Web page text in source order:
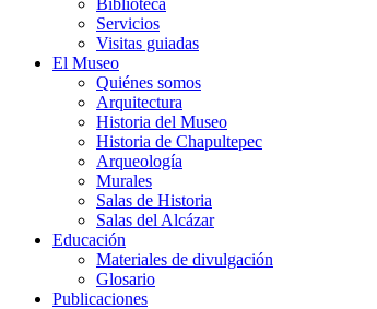
Biblioteca
Servicios
Visitas guiadas
El Museo
Quiénes somos
Arquitectura
Historia del Museo
Historia de Chapultepec
Arqueología
Murales
Salas de Historia
Salas del Alcázar
Educación
Materiales de divulgación
Glosario
Publicaciones